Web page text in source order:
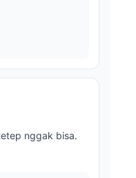
nggak bisa.